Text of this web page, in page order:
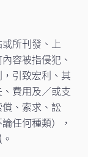
所刊發、上
容被指侵犯、
引致宏利、其
費用及／或支
、索求、訟
任何種類），